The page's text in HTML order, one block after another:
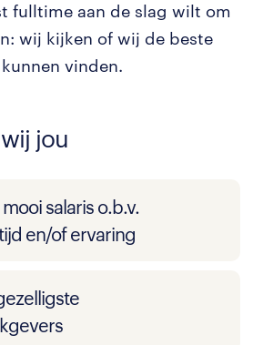
fulltime aan de slag wilt om
wij kijken of wij de beste
vinden.
jou
mooi salaris o.b.v.
en/of ervaring